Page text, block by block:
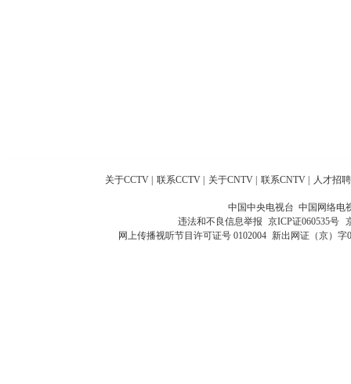
关于CCTV 联系CCTV 关于CNTV 联系CNTV 人才招聘
中国中央电视台 中国网络电
违法和不良信息举报 京ICP证060535号
网上传播视听节目许可证号 0102004 新出网证（京）